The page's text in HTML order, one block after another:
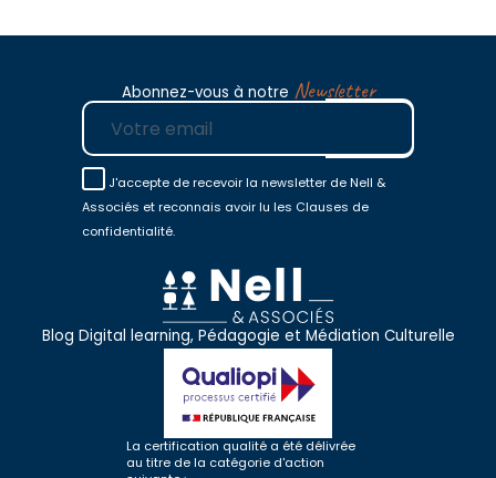
Abonnez-vous à notre Newsletter
E-mail
J'accepte de recevoir la newsletter de Nell &
Associés et reconnais avoir lu les Clauses de
confidentialité.
Blog Digital learning, Pédagogie et Médiation Culturelle
La certification qualité a été délivrée
au titre de la catégorie d'action